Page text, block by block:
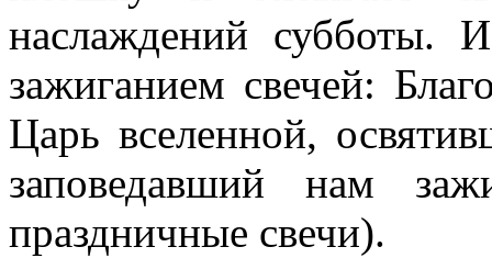
наслаждений субботы. И
зажиганием свечей:
Царь вселенной,
заповедавший нам
праздничные свечи).